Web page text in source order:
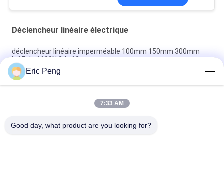
Déclencheur linéaire électrique
déclencheur linéaire imperméable 100mm 150mm 300mm
Ip67 de 1600N 24v 12v
10000N à 15000N 1200mm déclencheur linéaire électrique
Ram Pusher de 48 pouces
Volt électrique résistant tubulaire 24v du déclencheur linéaire
Eric Peng
7:33 AM
Good day, what product are you looking for?